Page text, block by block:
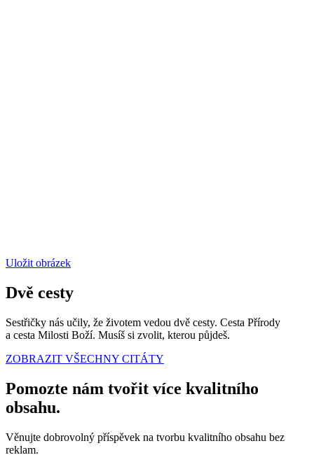
Uložit obrázek
Dvě cesty
Sestřičky nás učily, že životem vedou dvě cesty. Cesta Přírody
a cesta Milosti Boží. Musíš si zvolit, kterou půjdeš.
ZOBRAZIT VŠECHNY CITÁTY
Pomozte nám tvořit více kvalitního
obsahu.
Věnujte dobrovolný příspěvek na tvorbu kvalitního obsahu bez
reklam.